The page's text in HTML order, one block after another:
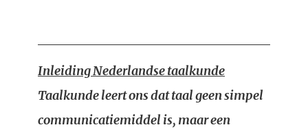
Inleiding Nederlandse taalkunde
Taalkunde leert ons dat taal geen simpel
communicatiemiddel is, maar een